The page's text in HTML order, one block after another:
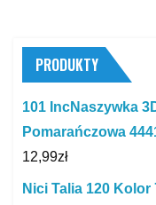
PRODUKTY
101 IncNaszywka
Pomarańczowa
12,99zł
Nici Talia 120 Kolor